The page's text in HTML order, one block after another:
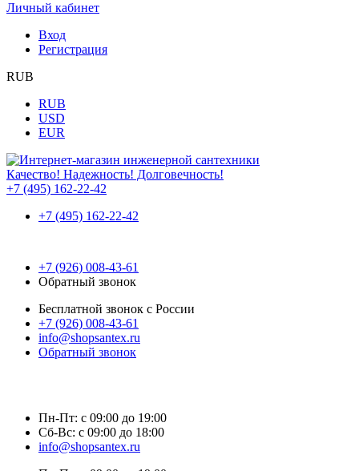
Личный кабинет
Вход
Регистрация
RUB
RUB
USD
EUR
Качество! Надежность! Долговечность!
+7 (495) 162-22-42
+7 (495) 162-22-42
+7 (926) 008-43-61
Обратный звонок
Бесплатной звонок с России
+7 (926) 008-43-61
info@shopsantex.ru
Обратный звонок
Пн-Пт: с 09:00 до 19:00
Сб-Вс: с 09:00 до 18:00
info@shopsantex.ru